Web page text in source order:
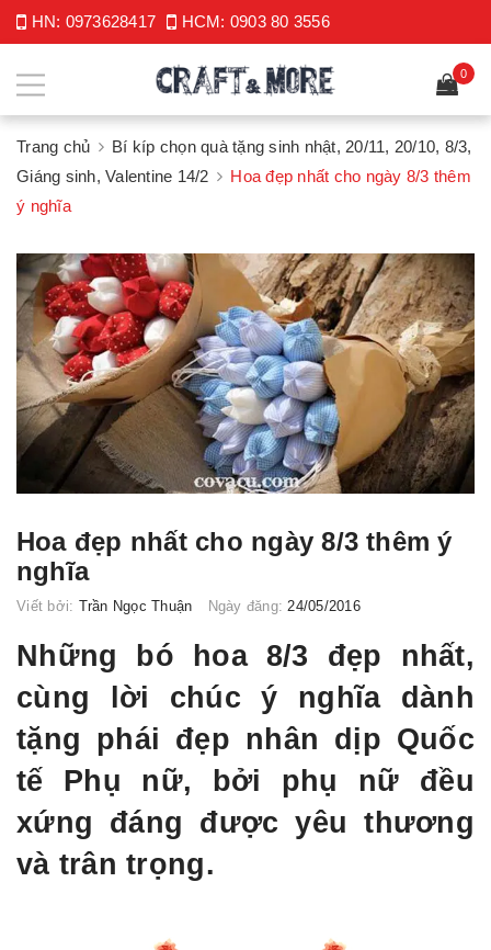
HN: 0973628417 HCM: 0903 80 3556
0
Trang chủ
Bí kíp chọn quà tặng sinh nhật, 20/11, 20/10, 8/3,
Giáng sinh, Valentine 14/2
Hoa đẹp nhất cho ngày 8/3 thêm
ý nghĩa
Hoa đẹp nhất cho ngày 8/3 thêm ý
nghĩa
Viết bởi: Trần Ngọc Thuận Ngày đăng: 24/05/2016
Những bó hoa 8/3 đẹp nhất,
cùng lời chúc ý nghĩa dành
tặng phái đẹp nhân dịp Quốc
tế Phụ nữ, bởi phụ nữ đều
xứng đáng được yêu thương
và trân trọng.